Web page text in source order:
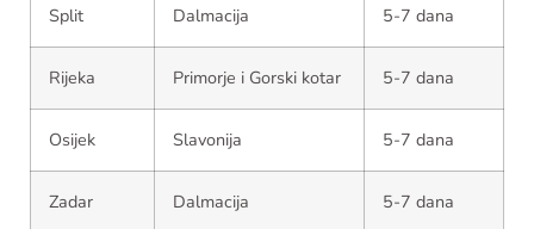
Split Dalmacija 5-7 dana
Rijeka Primorje i Gorski kotar 5-7 dana
Osijek Slavonija 5-7 dana
Zadar Dalmacija 5-7 dana